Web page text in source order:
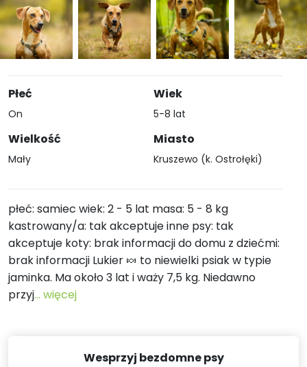
Płeć
On
Wielkość
Mały
Wiek
5-8 lat
Miasto
Kruszewo (k. Ostrołęki)
płeć: samiec wiek: 2 - 5 lat masa: 5 - 8 kg
kastrowany/a: tak akceptuje inne psy: tak
akceptuje koty: brak informacji do domu z dziećmi:
brak informacji Lukier 🍬 to niewielki psiak w typie
jaminka. Ma około 3 lat i waży 7,5 kg. Niedawno
przyj... więcej
Wesprzyj bezdomne psy